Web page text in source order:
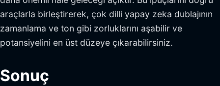
araçlarla birleştirerek, çok dilli yapay zeka dublajının
zamanlama ve ton gibi zorluklarını aşabilir ve
potansiyelini en üst düzeye çıkarabilirsiniz.
Sonuç